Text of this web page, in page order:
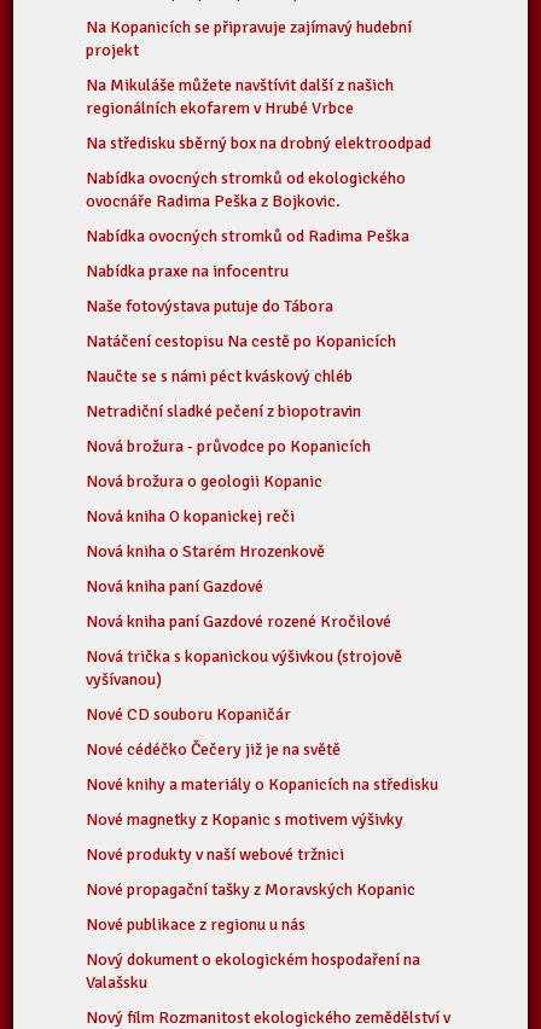
Na Kopanicích se připravuje zajímavý hudební
projekt
Na Mikuláše můžete navštívit další z našich
regionálních ekofarem v Hrubé Vrbce
Na středisku sběrný box na drobný elektroodpad
Nabídka ovocných stromků od ekologického
ovocnáře Radima Peška z Bojkovic.
Nabídka ovocných stromků od Radima Peška
Nabídka praxe na infocentru
Naše fotovýstava putuje do Tábora
Natáčení cestopisu Na cestě po Kopanicích
Naučte se s námi péct kváskový chléb
Netradiční sladké pečení z biopotravin
Nová brožura - průvodce po Kopanicích
Nová brožura o geologii Kopanic
Nová kniha O kopanickej reči
Nová kniha o Starém Hrozenkově
Nová kniha paní Gazdové
Nová kniha paní Gazdové rozené Kročilové
Nová trička s kopanickou výšivkou (strojově
vyšívanou)
Nové CD souboru Kopaničár
Nové cédéčko Čečery již je na světě
Nové knihy a materiály o Kopanicích na středisku
Nové magnetky z Kopanic s motivem výšivky
Nové produkty v naší webové tržnici
Nové propagační tašky z Moravských Kopanic
Nové publikace z regionu u nás
Nový dokument o ekologickém hospodaření na
Valašsku
Nový film Rozmanitost ekologického zemědělství v